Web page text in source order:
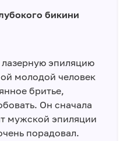
бикини
эпиляцию
молодой человек
бритье,
Он сначала
мужской эпиляции
порадовал.